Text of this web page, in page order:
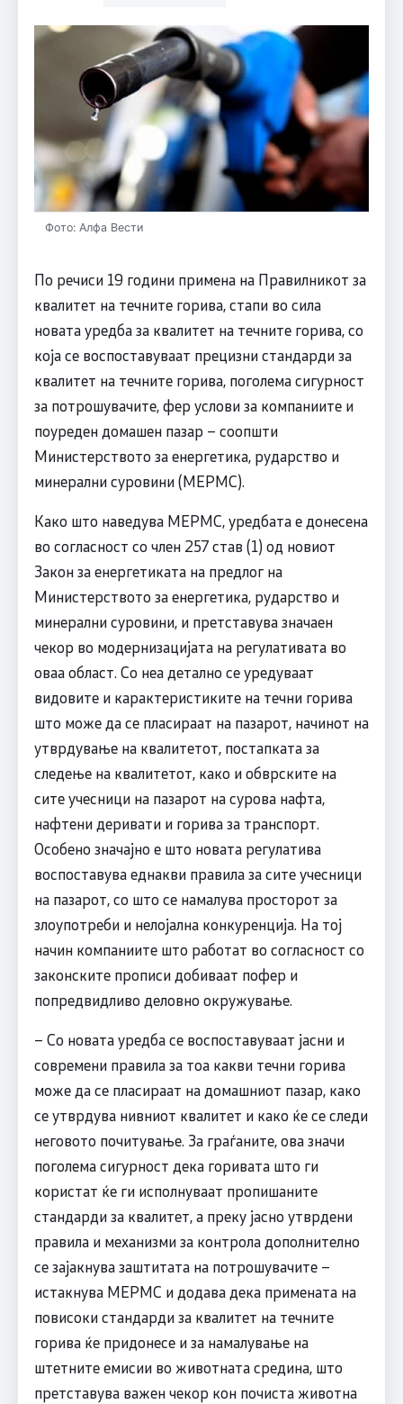
Фото: Алфа Вести
По речиси 19 години примена на Правилникот за
квалитет на течните горива, стапи во сила
новата уредба за квалитет на течните горива, со
која се воспоставуваат прецизни стандарди за
квалитет на течните горива, поголема сигурност
за потрошувачите, фер услови за компаниите и
поуреден домашен пазар – соопшти
Министерството за енергетика, рударство и
минерални суровини (МЕРМС).
Како што наведува МЕРМС, уредбата е донесена
во согласност со член 257 став (1) од новиот
Закон за енергетиката на предлог на
Министерството за енергетика, рударство и
минерални суровини, и претставува значаен
чекор во модернизацијата на регулативата во
оваа област. Со неа детално се уредуваат
видовите и карактеристиките на течни горива
што може да се пласираат на пазарот, начинот на
утврдување на квалитетот, постапката за
следење на квалитетот, како и обврските на
сите учесници на пазарот на сурова нафта,
нафтени деривати и горива за транспорт.
Особено значајно е што новата регулатива
воспоставува еднакви правила за сите учесници
на пазарот, со што се намалува просторот за
злоупотреби и нелојална конкуренција. На тој
начин компаниите што работат во согласност со
законските прописи добиваат пофер и
попредвидливо деловно окружување.
– Со новата уредба се воспоставуваат јасни и
современи правила за тоа какви течни горива
може да се пласираат на домашниот пазар, како
се утврдува нивниот квалитет и како ќе се следи
неговото почитување. За граѓаните, ова значи
поголема сигурност дека горивата што ги
користат ќе ги исполнуваат пропишаните
стандарди за квалитет, а преку јасно утврдени
правила и механизми за контрола дополнително
се зајакнува заштитата на потрошувачите –
истакнува МЕРМС и додава дека примената на
повисоки стандарди за квалитет на течните
горива ќе придонесе и за намалување на
штетните емисии во животната средина, што
претставува важен чекор кон почиста животна